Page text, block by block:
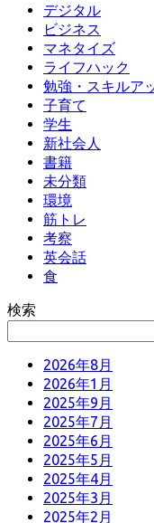
デジタル
ビジネス
マネタイズ
ライフハック
勉強・スキルア
子育て
学生
新社会人
書籍
未分類
環境
筋トレ
考察
英会話
食
検索
2026年8月
2026年1月
2025年9月
2025年7月
2025年6月
2025年5月
2025年4月
2025年3月
2025年2月